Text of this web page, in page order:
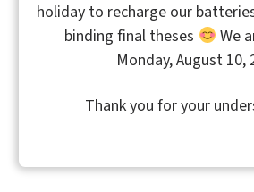
PŘEDCHOZÍ STRANA
holiday to recharge our
binding final theses
We
Monday, August 10,
Thank you for your